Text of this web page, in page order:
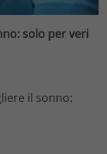
solo per veri
il sonno: